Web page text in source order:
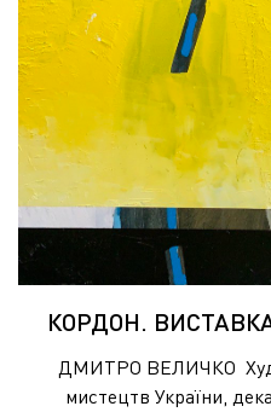
КОРДОН.
ДМИТРО ВЕЛИЧКО
мистецтв України,